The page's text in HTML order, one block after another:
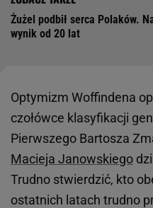
Żużel podbił serca Polaków.
wynik od 20 lat
Optymizm Woffindena
czołówce klasyfikacji
Pierwszego Bartosza
Macieja Janowskiego
Trudno stwierdzić, kto
ostatnich latach trudno